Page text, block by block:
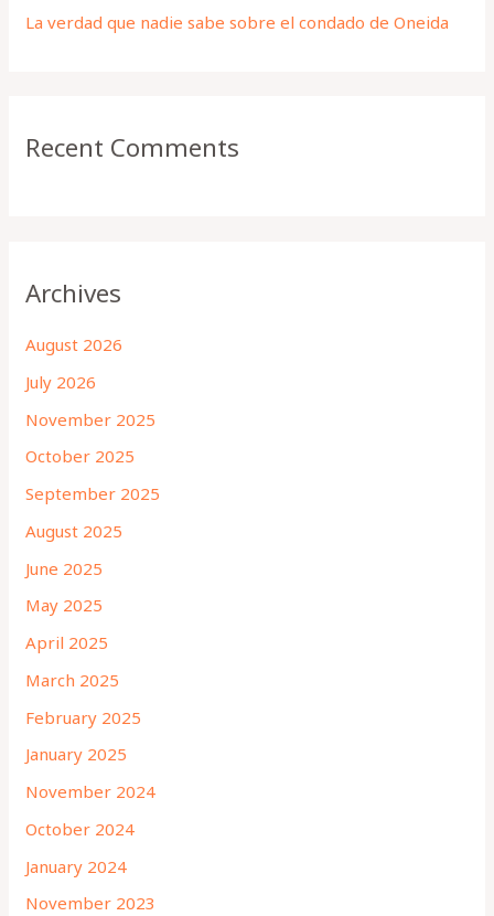
La verdad que nadie sabe sobre el condado de Oneida
Recent Comments
Archives
August 2026
July 2026
November 2025
October 2025
September 2025
August 2025
June 2025
May 2025
April 2025
March 2025
February 2025
January 2025
November 2024
October 2024
January 2024
November 2023